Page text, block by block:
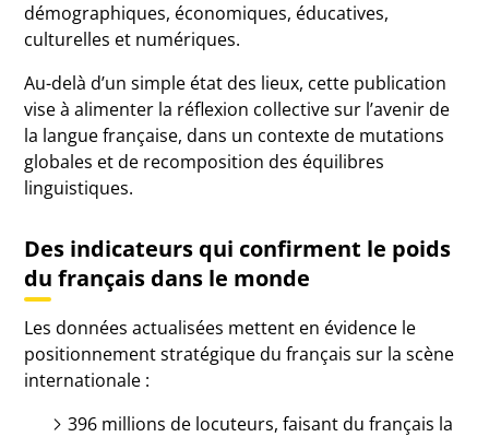
démographiques, économiques, éducatives,
culturelles et numériques.
Au-delà d’un simple état des lieux, cette publication
vise à alimenter la réflexion collective sur l’avenir de
la langue française, dans un contexte de mutations
globales et de recomposition des équilibres
linguistiques.
Des indicateurs qui confirment le poids
du français dans le monde
Les données actualisées mettent en évidence le
positionnement stratégique du français sur la scène
internationale :
396 millions de locuteurs, faisant du français la